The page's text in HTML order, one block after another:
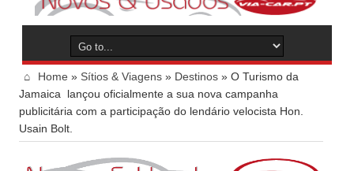
Home » Sítios & Viagens » Destinos » O Turismo da
Jamaica lançou oficialmente a sua nova campanha
publicitária com a participação do lendário velocista Hon.
Usain Bolt.